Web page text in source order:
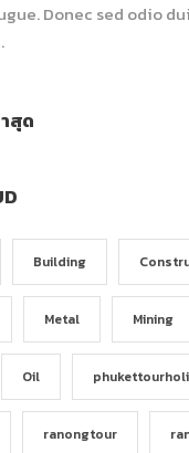
Donec sed odio
สุด
Building
Metal Mining
Oil
ranongtour